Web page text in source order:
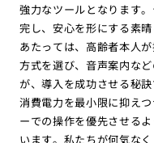
強力なツールとなります
完し、安心を形にする素
あたっては、高齢者本人
方式を選び、音声案内な
が、導入を成功させる秘
消費電力を最小限に抑え
ーでの操作を優先させる
います。私たちが何気な